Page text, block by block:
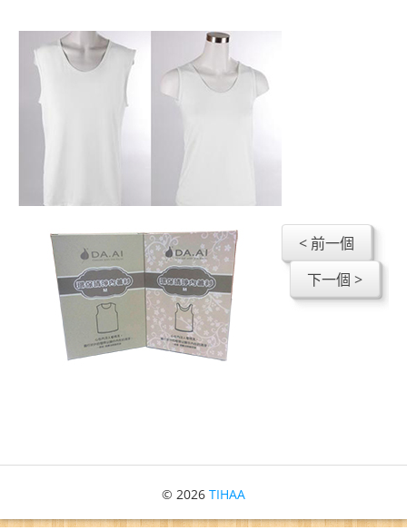
影音館
人援會菩薩身影
第一屆人援會年會花絮
< 前一個
下一個 >
© 2026 TIHAA